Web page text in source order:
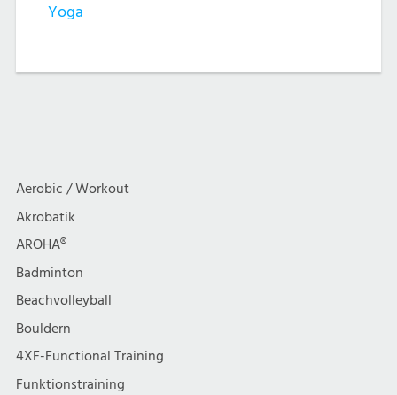
Yoga
Aerobic / Workout
Akrobatik
AROHA®
Badminton
Beachvolleyball
Bouldern
4XF-Functional Training
Funktionstraining